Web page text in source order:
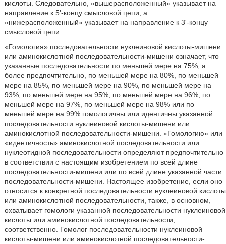
кислоты. Следовательно, «вышерасположенный» указывает на
направление к 5'-концу смысловой цепи, а
«нижерасположенный» указывает на направление к 3'-концу
смысловой цепи.
«Гомология» последовательности нуклеиновой кислоты-мишени
или аминокислотной последовательности-мишени означает, что
указанные последовательности по меньшей мере на 75%, а
более предпочтительно, по меньшей мере на 80%, по меньшей
мере на 85%, по меньшей мере на 90%, по меньшей мере на
93%, по меньшей мере на 95%, по меньшей мере на 96%, по
меньшей мере на 97%, по меньшей мере на 98% или по
меньшей мере на 99% гомологичны или идентичны указанной
последовательности нуклеиновой кислоты-мишени или
аминокислотной последовательности-мишени. «Гомологию» или
«идентичность» аминокислотной последовательности или
нуклеотидной последовательности определяют предпочтительно
в соответствии с настоящим изобретением по всей длине
последовательности-мишени или по всей длине указанной части
последовательности-мишени. Настоящее изобретение, если оно
относится к конкретной последовательности нуклеиновой кислоты
или аминокислотной последовательности, также, в основном,
охватывает гомологи указанной последовательности нуклеиновой
кислоты или аминокислотной последовательности,
соответственно. Гомолог последовательности нуклеиновой
кислоты-мишени или аминокислотной последовательности-